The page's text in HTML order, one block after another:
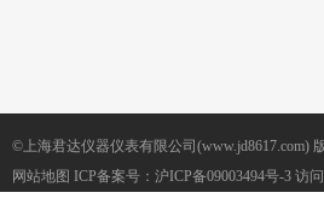
©上海君达仪器仪表有限公司(www.jd8617.com)
网站地图 ICP备案号： 沪ICP备09003494号-3 访